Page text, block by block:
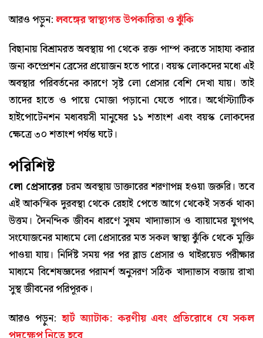
আরও পড়ুন:লবঙ্গের স্বাস্থ্যগত উপকারিতা ও ঝুঁকি
বিছানায় বিশ্রামরত অবস্থায় পা থেকে রক্ত পাম্প করতে সাহায্য করার
জন্য কম্প্রেশন ব্রেসের প্রয়োজন হতে পারে। বয়স্ক লোকদের মধ্যে এই
অবস্থার পরিবর্তনের কারণে সৃষ্ট লো প্রেসার বেশি দেখা যায়। তাই
তাদের হাতে ও পায়ে মোজা পড়ানো যেতে পারে। অর্থোস্ট্যাটিক
হাইপোটেনশন মধ্যবয়সী মানুষের ১১ শতাংশ এবং বয়স্ক লোকদের
ক্ষেত্রে ৩০ শতাংশ পর্যন্ত ঘটে।
পরিশিষ্ট
লো প্রেসারেরচরম অবস্থায় ডাক্তারের শরণাপন্ন হওয়া জরুরি। তবে
এই আকস্মিক দুরবস্থা থেকে রেহাই পেতে আগে থেকেই সতর্ক থাকা
উত্তম। দৈনন্দিক জীবন ধারণে সুষম খাদ্যাভ্যাস ও ব্যায়ামের যুগপৎ
সংযোজনের মাধ্যমে লো প্রেসারের মত সকল স্বাস্থ্য ঝুঁকি থেকে মুক্তি
পাওয়া যায়। নির্দিষ্ট সময় পর পর ব্লাড প্রেসার ও থাইরয়েড পরীক্ষার
মাধ্যমে বিশেষজ্ঞদের পরামর্শ অনুসরণ সঠিক খাদ্যাভাস বজায় রাখা
সুস্থ জীবনের পরিপূরক।
আরও পড়ুন: হার্ট অ্যাটাক: করণীয় এবং প্রতিরোধে যে সকল